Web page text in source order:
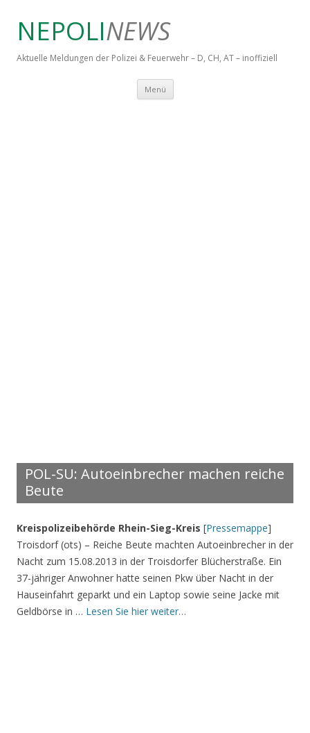
NEPOLINEWS
Aktuelle Meldungen der Polizei & Feuerwehr – D, CH, AT – inoffiziell
Menü Springe zum Inhalt
POL-SU: Autoeinbrecher machen reiche
Beute
Kreispolizeibehörde Rhein-Sieg-Kreis [Pressemappe]
Troisdorf (ots) – Reiche Beute machten Autoeinbrecher in der
Nacht zum 15.08.2013 in der Troisdorfer Blücherstraße. Ein
37-jähriger Anwohner hatte seinen Pkw über Nacht in der
Hauseinfahrt geparkt und ein Laptop sowie seine Jacke mit
Geldbörse in … Lesen Sie hier weiter…